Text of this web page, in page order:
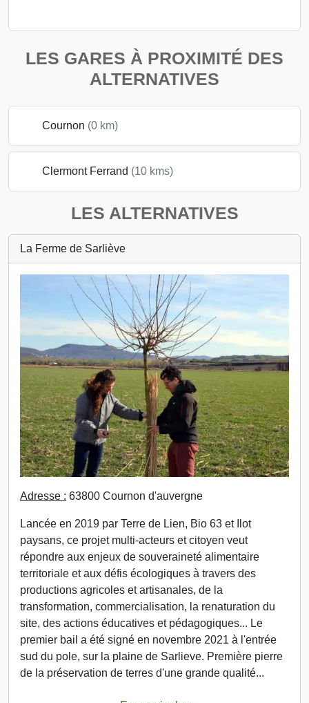
LES GARES À PROXIMITÉ DES
ALTERNATIVES
Cournon (0 km)
Clermont Ferrand (10 kms)
LES ALTERNATIVES
La Ferme de Sarliève
Adresse : 63800 Cournon d'auvergne
Lancée en 2019 par Terre de Lien, Bio 63 et Ilot
paysans, ce projet multi-acteurs et citoyen veut
répondre aux enjeux de souveraineté alimentaire
territoriale et aux défis écologiques à travers des
productions agricoles et artisanales, de la
transformation, commercialisation, la renaturation du
site, des actions éducatives et pédagogiques... Le
premier bail a été signé en novembre 2021 à l'entrée
sud du pole, sur la plaine de Sarlieve. Première pierre
de la préservation de terres d'une grande qualité...